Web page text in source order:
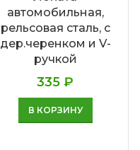
автомобильная,
рельсовая сталь, с
дер.черенком и V-
ручкой
335₽
В КОРЗИНУ